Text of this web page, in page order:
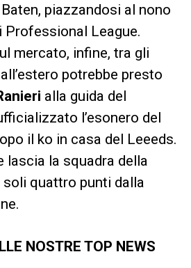
piazzandosi al nono
Professional League.
mercato, infine, tra gli
potrebbe presto
alla guida del
l’esonero del
il ko in casa del Leeeds.
lascia la squadra della
quattro punti dalla
NOSTRE TOP NEWS